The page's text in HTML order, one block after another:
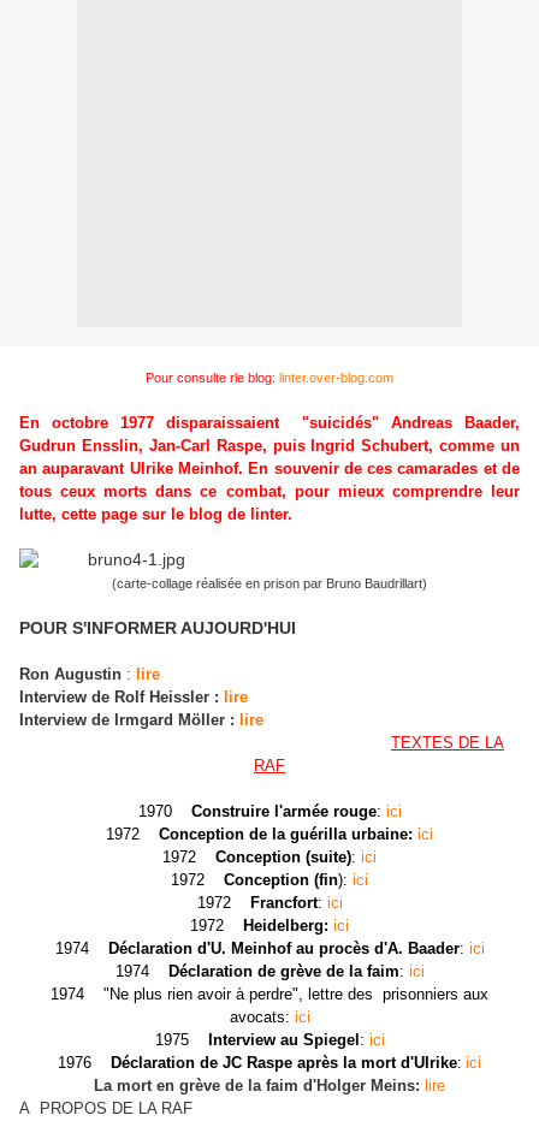
Pour consulte rle blog: linter.over-blog.com
En octobre 1977 disparaissaient "suicidés" Andreas Baader,
Gudrun Ensslin, Jan-Carl Raspe, puis Ingrid Schubert, comme un
an auparavant Ulrike Meinhof. En souvenir de ces camarades et de
tous ceux morts dans ce combat, pour mieux comprendre leur
lutte, cette page sur le blog de linter.
(carte-collage réalisée en prison par Bruno Baudrillart)
POUR S'INFORMER AUJOURD'HUI
Ron Augustin : lire
Interview de Rolf Heissler : lire
Interview de Irmgard Möller : lire
TEXTES DE LA
RAF
1970 Construire l'armée rouge: ici
1972 Conception de la guérilla urbaine: ici
1972 Conception (suite): ici
1972 Conception (fin): ici
1972
Francfort: ici
1972
Heidelberg: ici
1974
Déclaration d'U. Meinhof au procès d'A. Baader: ici
1974
Déclaration de grève de la faim: ici
1974 "Ne plus rien avoir à perdre", lettre des prisonniers aux
avocats: ici
1975
Interview au Spiegel : ici
1976
Déclaration de JC Raspe après la mort d'Ulrike: ici
La mort en grève de la faim d'Holger Meins: lire
A PROPOS DE LA RAF